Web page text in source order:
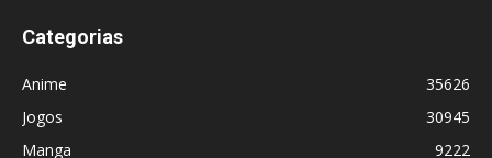
Categorias
Anime
35626
Jogos
30945
Manga
9222